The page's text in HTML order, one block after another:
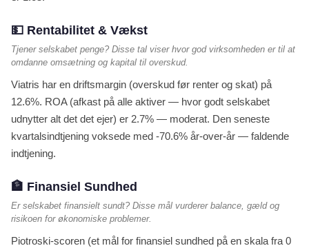
💵 Rentabilitet & Vækst
Tjener selskabet penge? Disse tal viser hvor god virksomheden er til at
omdanne omsætning og kapital til overskud.
Viatris har en driftsmargin (overskud før renter og skat) på
12.6%. ROA (afkast på alle aktiver — hvor godt selskabet
udnytter alt det det ejer) er 2.7% — moderat. Den seneste
kvartalsindtjening voksede med -70.6% år-over-år — faldende
indtjening.
🏦 Finansiel Sundhed
Er selskabet finansielt sundt? Disse mål vurderer balance, gæld og
risikoen for økonomiske problemer.
Piotroski-scoren (et mål for finansiel sundhed på en skala fra 0